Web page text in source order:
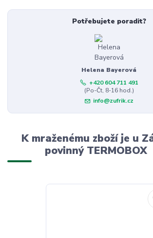
Potřebujete poradit?
Helena Bayerová
+420 604 711 491
(Po-Čt, 8-16 hod.)
info@zufrik.cz
K mraženému zboží je u
povinný TERMOBOX